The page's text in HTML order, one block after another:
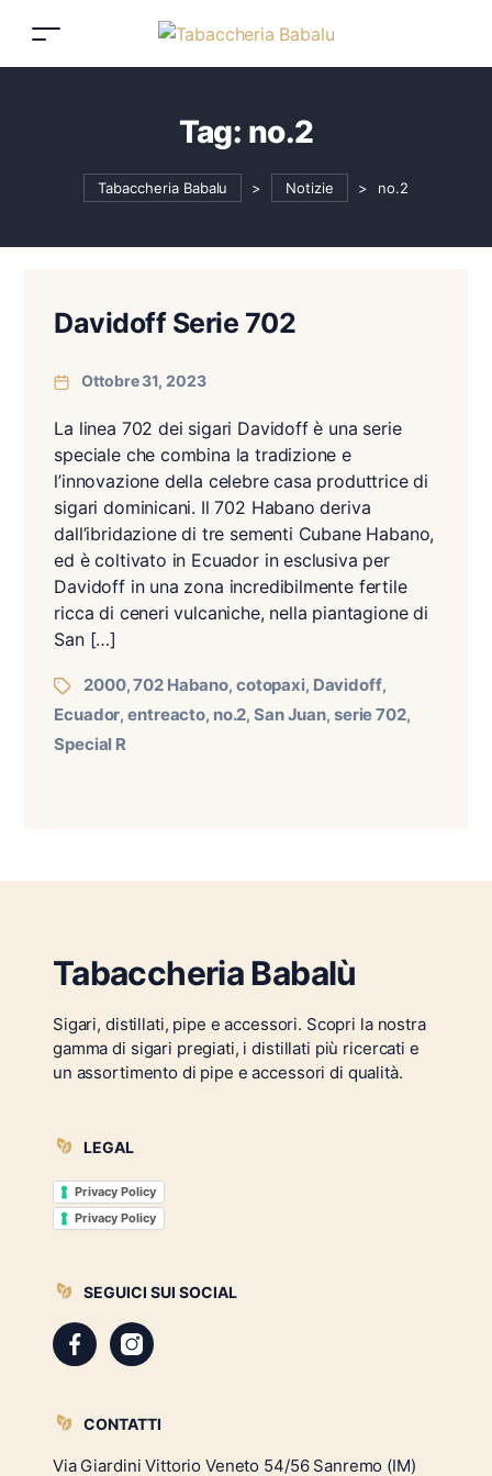
Tag: no.2
Tabaccheria Babalu > Notizie > no.2
Davidoff Serie 702
Ottobre 31, 2023
La linea 702 dei sigari Davidoff è una serie
speciale che combina la tradizione e
l’innovazione della celebre casa produttrice di
sigari dominicani. Il 702 Habano deriva
dall’ibridazione di tre sementi Cubane Habano,
ed è coltivato in Ecuador in esclusiva per
Davidoff in una zona incredibilmente fertile
ricca di ceneri vulcaniche, nella piantagione di
San […]
2000,702 Habano, cotopaxi, Davidoff,
Ecuador,entreacto, no.2,San Juan, serie 702,
Special R
Tabaccheria Babalù
Sigari, distillati, pipe e accessori. Scopri la nostra
gamma di sigari pregiati, i distillati più ricercati e
un assortimento di pipe e accessori di qualità.
LEGAL
Privacy Policy
Privacy Policy
SEGUICI SUI SOCIAL
CONTATTI
Via Giardini Vittorio Veneto 54/56 Sanremo (IM)